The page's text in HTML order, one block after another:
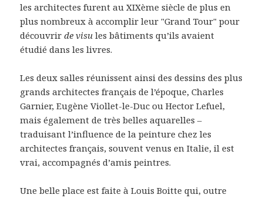
les architectes furent au XIXème siècle de plus en
plus nombreux à accomplir leur "Grand Tour" pour
découvrirde visu les bâtiments qu’ils avaient
étudié dans les livres.
Les deux salles réunissent ainsi des dessins des plus
grands architectes français de l’époque, Charles
Garnier, Eugène Viollet-le-Duc ou Hector Lefuel,
mais également de très belles aquarelles –
traduisant l’influence de la peinture chez les
architectes français, souvent venus en Italie, il est
vrai, accompagnés d’amis peintres.
Une belle place est faite à Louis Boitte qui, outre